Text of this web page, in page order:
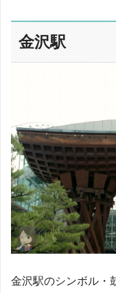
金沢駅
金沢駅のシンボル・